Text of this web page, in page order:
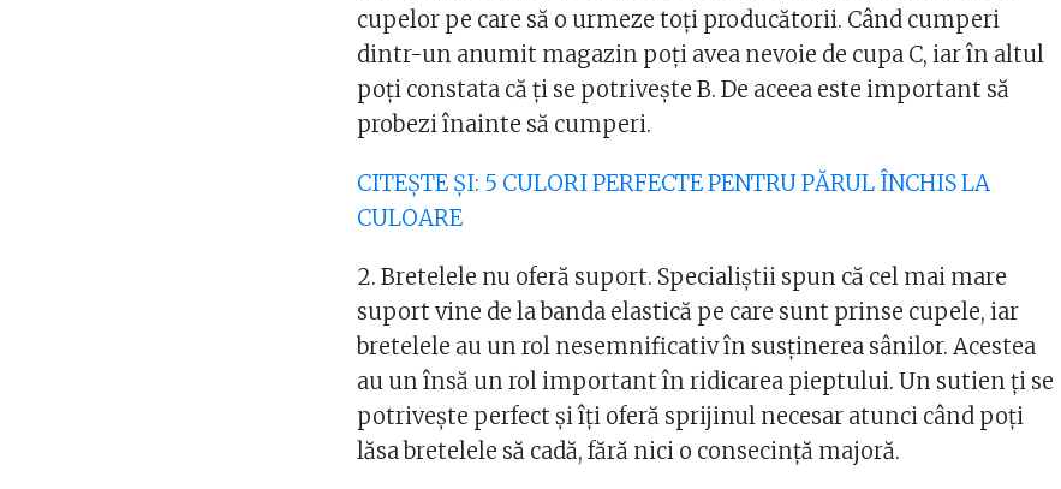
cupelor pe care să o urmeze toți producătorii. Când cumperi
dintr-un anumit magazin poți avea nevoie de cupa C, iar în altul
poți constata că ți se potrivește B. De aceea este important să
probezi înainte să cumperi.
CITEȘTE ȘI: 5 CULORI PERFECTE PENTRU PĂRUL ÎNCHIS LA
CULOARE
2. Bretelele nu oferă suport. Specialiștii spun că cel mai mare
suport vine de la banda elastică pe care sunt prinse cupele, iar
bretelele au un rol nesemnificativ în susținerea sânilor. Acestea
au un însă un rol important în ridicarea pieptului. Un sutien ți se
potrivește perfect și îți oferă sprijinul necesar atunci când poți
lăsa bretelele să cadă, fără nici o consecință majoră.